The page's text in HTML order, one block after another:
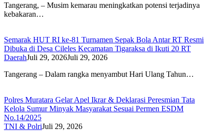
Tangerang, – Musim kemarau meningkatkan potensi terjadinya
kebakaran…
Semarak HUT RI ke-81 Turnamen Sepak Bola Antar RT Resmi
Dibuka di Desa Cileles Kecamatan Tigaraksa di Ikuti 20 RT
DaerahJuli 29, 2026Juli 29, 2026
Tangerang – Dalam rangka menyambut Hari Ulang Tahun…
Polres Muratara Gelar Apel Ikrar & Deklarasi Peresmian Tata
Kelola Sumur Minyak Masyarakat Sesuai Permen ESDM
No.14/2025
TNI & PolriJuli 29, 2026